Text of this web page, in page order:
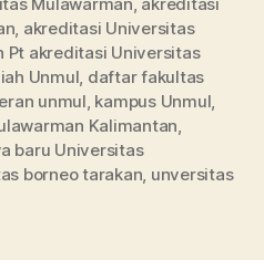
akreditasi Universitas
Pt akreditasi Universitas
Unmul daftar fakultas
unmul kampus Unmul
Kalimantan
baru Universitas
borneo tarakan unversitas